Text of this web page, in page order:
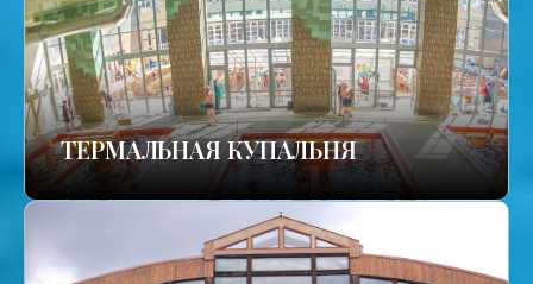
TЕРМАЛЬНАЯ КУПАЛЬНЯ